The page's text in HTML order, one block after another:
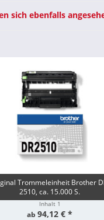
sich ebenfalls
Trommeleinheit Brother
2510, ca. 15.000 S.
Inhalt 1
ab 94,12 € *